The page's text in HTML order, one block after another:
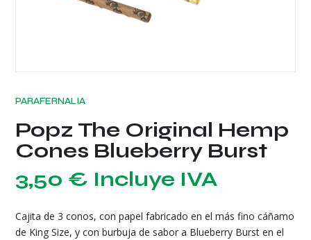
PARAFERNALIA
Popz The Original Hemp
Cones Blueberry Burst
3,50 € Incluye IVA
Cajita de 3 conos, con papel fabricado en el más fino cáñamo
de King Size, y con burbuja de sabor a Blueberry Burst en el